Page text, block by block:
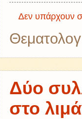
Δεν υπάρχουν
Δύο
στο